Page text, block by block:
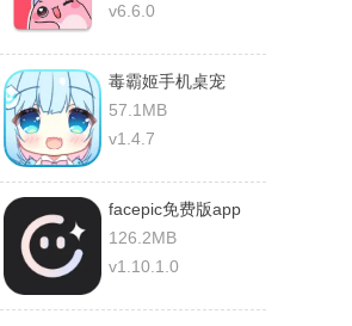
v6.6.0
毒霸姬手机桌宠
57.1MB
v1.4.7
facepic免费版app
126.2MB
v1.10.1.0